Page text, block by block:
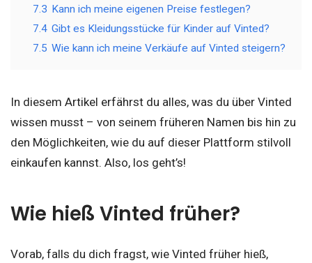
7.3 Kann ich meine eigenen Preise festlegen?
7.4 Gibt es Kleidungsstücke für Kinder auf Vinted?
7.5 Wie kann ich meine Verkäufe auf Vinted steigern?
In diesem Artikel erfährst du alles, was du über Vinted
wissen musst – von seinem früheren Namen bis hin zu
den Möglichkeiten, wie du auf dieser Plattform stilvoll
einkaufen kannst. Also, los geht’s!
Wie hieß Vinted früher?
Vorab, falls du dich fragst, wie Vinted früher hieß,